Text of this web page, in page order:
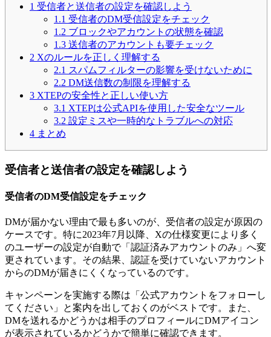
1 受信者と送信者の設定を確認しよう
1.1 受信者のDM受信設定をチェック
1.2 ブロックやアカウントの状態を確認
1.3 送信者のアカウントも要チェック
2 Xのルールを正しく理解する
2.1 スパムフィルターの影響を受けないために
2.2 DM送信数の制限を理解する
3 XTEPの安全性と正しい使い方
3.1 XTEPは公式APIを使用した安全なツール
3.2 設定ミスや一時的なトラブルへの対応
4 まとめ
受信者と送信者の設定を確認しよう
受信者のDM受信設定をチェック
DMが届かない理由で最も多いのが、受信者の設定が原因の
ケースです。特に2023年7月以降、Xの仕様変更により多く
のユーザーの設定が自動で「認証済みアカウントのみ」へ変
更されています。その結果、認証を受けていないアカウント
からのDMが届きにくくなっているのです。
キャンペーンを実施する際は「公式アカウントをフォローし
てください」と案内を出しておくのがベストです。また、
DMを送れるかどうかは相手のプロフィールにDMアイコン
が表示されているかどうかで簡単に確認できます。